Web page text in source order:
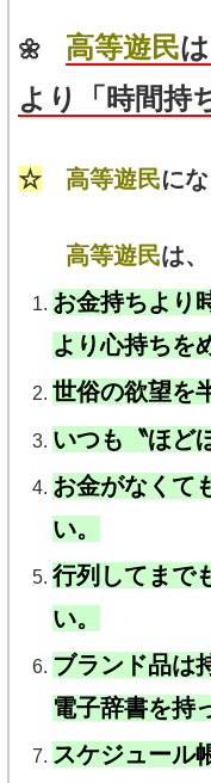
🌼 高等遊民
より「時間持
☆ 高等遊民に
高等遊民は、
お金持ちより
より心持ちを
世俗の欲望を
いつも〝ほど
お金がなくて
い。
行列してまで
い。
ブランド品は
電子辞書を持
スケジュール